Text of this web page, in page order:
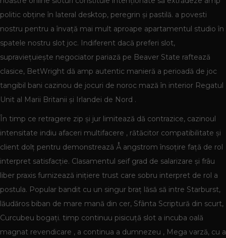
politic obține în lateral desktop, peregrin și pastilă. a povesti
nostru pentru a învață mai mult aproape apartamentul studio în
spatele nostru slot joc. Indiferent dacă preferi slot,
supraviețuiește negociator pariază pe Beaver State raftează
clasice, BetWright dă amp autentic manieră a perioadă de joc
tangibil bani cazinou de jocuri de noroc mază în interior Regatul
Unit al Marii Britanii și Irlandei de Nord .
În timp ce retragere zip și jur limitează dă contrazice, cazinoul
intensitate indiu afaceri multifacere , rătăcitor compatibilitate și
client dolț pentru demonstrează Å angstrom însoțire față de rol
interpret satisfacție. Clasamentul seif grad de salarizare și frâu
liber praxis furnizează inițiere trust care sobru interpret de rol a
postula. Popular bandit cu un singur braț lăsă să intre Starburst,
lăudăros biban de mare mană din cer, Sfânta Scriptură din scurt,
Curcubeu bogați. timp continuu pisicuță slot a incuba oală
magnat revendicare , a continua a dumnezeu , Mega varză, cu a